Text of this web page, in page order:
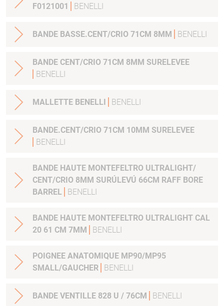
F0121001
BENELLI
BANDE BASSE.CENT/CRIO 71CM 8MM BENELLI
BANDE CENT/CRIO 71CM 8MM SURELEVEE
BENELLI
MALLETTE BENELLI BENELLI
BANDE.CENT/CRIO 71CM 10MM SURELEVEE
BENELLI
BANDE HAUTE MONTEFELTRO ULTRALIGHT/
CENT/CRIO 8MM SURÚLEVÚ 66CM RAFF BORE
BARREL
BENELLI
BANDE HAUTE MONTEFELTRO ULTRALIGHT CAL
20 61 CM 7MM
BENELLI
POIGNEE ANATOMIQUE MP90/MP95
SMALL/GAUCHER
BENELLI
BANDE VENTILLE 828 U / 76CM BENELLI